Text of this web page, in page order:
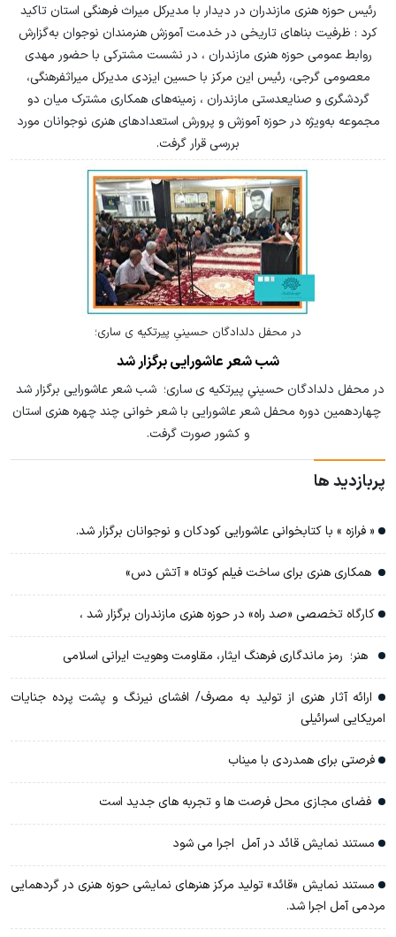
رئیس حوزه هنری مازندران در دیدار با مدیرکل میراث فرهنگی استان تاکید
کرد : ظرفیت بناهای تاریخی در خدمت آموزش هنرمندان نوجوان به‌گزارش
روابط عمومی حوزه هنری مازندران ، در نشست مشترکی با حضور مهدی
معصومی گرجی، رئیس این مرکز با حسین ایزدی مدیرکل میراثفرهنگی،
گردشگری و صنایعدستی مازندران ، زمینه‌های همکاری مشترک میان دو
مجموعه به‌ویژه در حوزه آموزش و پرورش استعدادهای هنری نوجوانان مورد
بررسی قرار گرفت.
در محفل دلدادگان حسینیِ پیرتکیه ی ساری؛
شب شعر عاشورایی برگزار شد
در محفل دلدادگان حسینیِ پیرتکیه ی ساری؛ شب شعر عاشورایی برگزار شد
چهاردهمین دوره محفل شعر عاشورایی با شعر خوانی چند چهره هنری استان
و کشور صورت گرفت.
پربازدید ها
« فرازه » با کتابخوانی عاشورایی کودکان و نوجوانان برگزار شد.
همکاری هنری برای ساخت فیلم کوتاه « آتش دس»
کارگاه تخصصی «صد راه» در حوزه هنری مازندران برگزار شد ،
هنر؛ رمز ماندگاری فرهنگ ایثار، مقاومت وهویت ایرانی اسلامی
ارائه آثار هنری از تولید به مصرف/ افشای نیرنگ و پشت پرده جنایات
امریکایی اسرائیلی
فرصتی برای همدردی با میناب
فضای مجازی محل فرصت ها و تجربه های جدید است
مستند نمایش قائد در آمل اجرا می شود
مستند نمایش «قائد» تولید مرکز هنرهای نمایشی حوزه هنری در گردهمایی
مردمی آمل اجرا شد.